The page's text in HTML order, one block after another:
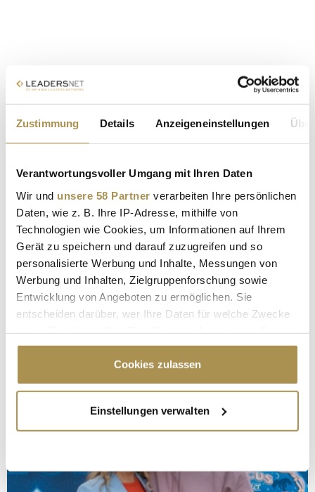
Zustimmung Details Anzeigeneinstellungen
Verantwortungsvoller Umgang mit Ihren Daten
Wir und unsere 58 Partner verarbeiten Ihre persönlichen
Daten, wie z. B. Ihre IP-Adresse, mithilfe von
Technologien wie Cookies, um Informationen auf Ihrem
Gerät zu speichern und darauf zuzugreifen und so
personalisierte Werbung und Inhalte, Messungen von
Werbung und Inhalten, Zielgruppenforschung sowie
Entwicklung von Angeboten zu ermöglichen. Sie
entscheiden darüber, wer Ihre Daten für welche Zwecke
Cookie-Erklärung oder durch Klicken auf das Privacy
Trigger Symbol ändern oder widerrufen
Informationen über Ihre geografische Lage
erfassen, welche bis auf einige Meter genau sein
bestimmten Merkmalen (Fingerprinting) identifizieren
Cookies zulassen
Einstellungen verwalten